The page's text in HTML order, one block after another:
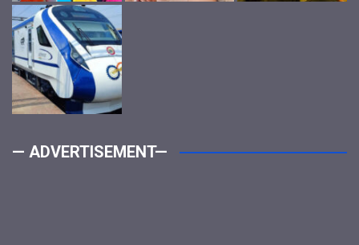
— ADVERTISEMENT—